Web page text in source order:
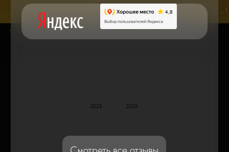
Блог статей - важное,
полезное, новое